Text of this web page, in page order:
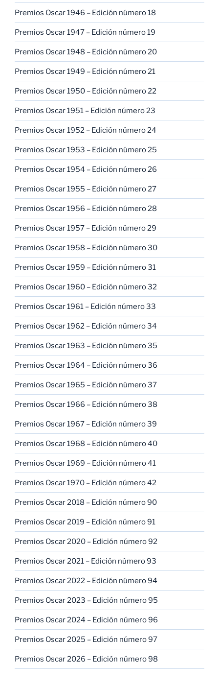
Premios Oscar 1946 – Edición número 18
Premios Oscar 1947 – Edición número 19
Premios Oscar 1948 – Edición número 20
Premios Oscar 1949 – Edición número 21
Premios Oscar 1950 – Edición número 22
Premios Oscar 1951 – Edición número 23
Premios Oscar 1952 – Edición número 24
Premios Oscar 1953 – Edición número 25
Premios Oscar 1954 – Edición número 26
Premios Oscar 1955 – Edición número 27
Premios Oscar 1956 – Edición número 28
Premios Oscar 1957 – Edición número 29
Premios Oscar 1958 – Edición número 30
Premios Oscar 1959 – Edición número 31
Premios Oscar 1960 – Edición número 32
Premios Oscar 1961 – Edición número 33
Premios Oscar 1962 – Edición número 34
Premios Oscar 1963 – Edición número 35
Premios Oscar 1964 – Edición número 36
Premios Oscar 1965 – Edición número 37
Premios Oscar 1966 – Edición número 38
Premios Oscar 1967 – Edición número 39
Premios Oscar 1968 – Edición número 40
Premios Oscar 1969 – Edición número 41
Premios Oscar 1970 – Edición número 42
Premios Oscar 2018 – Edición número 90
Premios Oscar 2019 – Edición número 91
Premios Oscar 2020 – Edición número 92
Premios Oscar 2021 – Edición número 93
Premios Oscar 2022 – Edición número 94
Premios Oscar 2023 – Edición número 95
Premios Oscar 2024 – Edición número 96
Premios Oscar 2025 – Edición número 97
Premios Oscar 2026 – Edición número 98